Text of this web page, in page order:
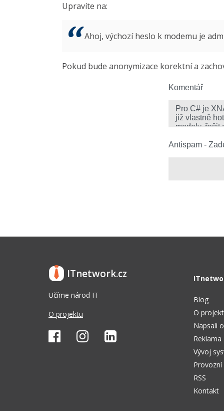
Upravíte na:
Ahoj, výchozí heslo k modemu je
Pokud bude anonymizace korektní a
Komentář
Antispam -
ITnetwork.cz
Učíme národ IT
O projektu
Blog
O
Napsali
Reklama
Vývoj
RSS
Kontakt